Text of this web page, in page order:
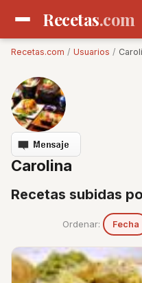
Recetas.com
Recetas.com / Usuarios /
Carolina
Recetas subidas
Ordenar: Fecha